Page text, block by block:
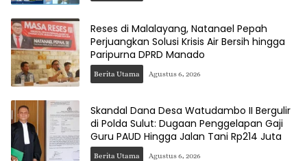
Reses di Malalayang, Natanael Pepah
Perjuangkan Solusi Krisis Air Bersih hingga
Paripurna DPRD Manado
Berita Utama Agustus 6, 2026
Skandal Dana Desa Watudambo II Bergulir
di Polda Sulut: Dugaan Penggelapan Gaji
Guru PAUD Hingga Jalan Tani Rp214 Juta
Berita Utama Agustus 6, 2026